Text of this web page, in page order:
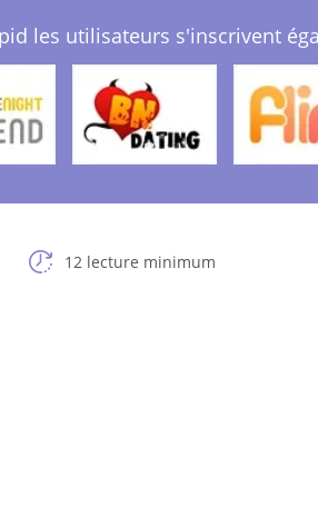
les utilisateurs s'inscrivent
12 lecture minimum